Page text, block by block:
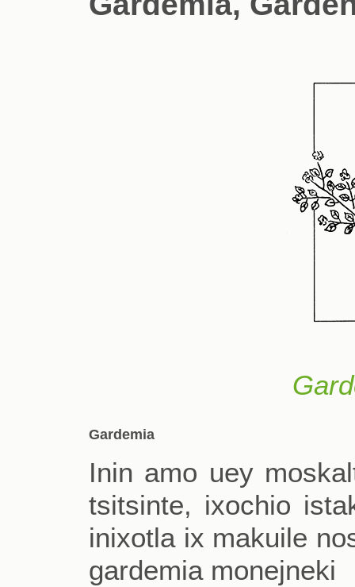
Gardemia
Inin amo uey
tsitsinte, ixochio
inixotla ix makuile
gardemia monejneki